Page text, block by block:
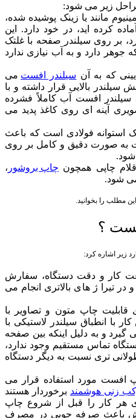
زیر می شود:
مانند یا زینک پوشیده شده،
کرده اید، در خود دارد. این
بر روی سیلندر صفحه با غلتک
جوهر دارد و به آب نیازی ندارد
که به آن سیلندر افست می
بالایی قرار داشته و با
سیلندر افست آب کاملاً فشرده
آینه ای روی کاغذ پدید می
استوانه فولادی است که باعث
به صورت دقیق و کامل بر روی
چاپی همچون چاپ بروشور ،
شود.
این مطلب را بخوانید.
؟
زیر اشاره کرد:
کار و دقت دستگاه، سفارش
تیرا ژ های بالاتری انجام می
چاپ متون و تصاویر با
با انطباق سیلندر لاستیکی با
و به دلیل اینکه بین صفحه
تماس مستقیم وجود ندارد،
تری نسبت به دیگر دستگاه
افست مورد استفاده قرار می
زنی هوشمند برخوردار هستند
هر کار را قبل از شروع چاپ
باعث صرفه جویی در مصرف